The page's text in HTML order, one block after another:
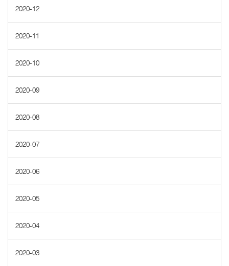
2020-12
2020-11
2020-10
2020-09
2020-08
2020-07
2020-06
2020-05
2020-04
2020-03